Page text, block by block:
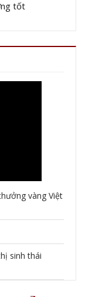
tốt
vàng Việt
sinh thái